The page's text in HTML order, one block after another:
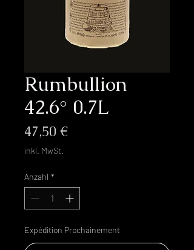
Rumbullion
42.6° 0.7L
47,50 €Preis
inkl. MwSt.
Anzahl *
Expédition Prochainement